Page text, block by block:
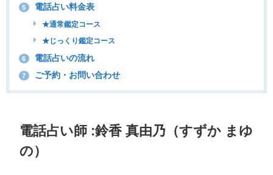
5 電話占い料金表
★通常鑑定コース
★じっくり鑑定コース
6 電話占いの流れ
7 ご予約・お問い合わせ
電話占い師 :鈴香 真由乃（すずか まゆ
の）